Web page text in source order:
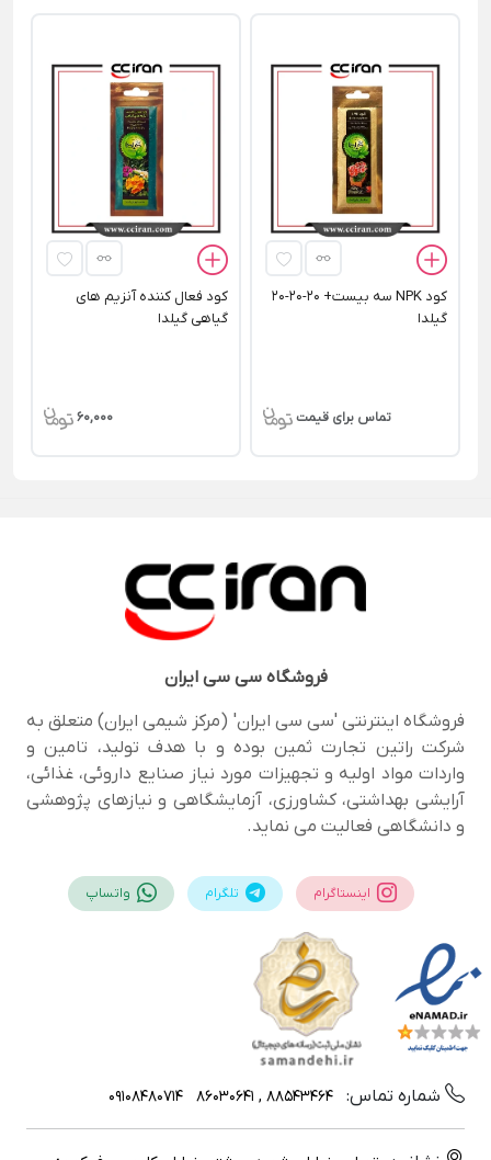
کود NPK سه بیست+ 20-20-20
گیلدا
تماس برای قیمت
کود فعال کننده آنزیم های
گیاهی گیلدا
60,000
فروشگاهسی سی ایران
فروشگاه اینترنتی 'سی سی ایران' (مرکز شیمی ایران) متعلق به
شرکت راتین تجارت ثمین بوده و با هدف تولید، تامین و
واردات مواد اولیه و تجهیزات مورد نیاز صنایع داروئی، غذائی،
آرایشی بهداشتی، کشاورزی، آزمایشگاهی و نیازهای پژوهشی
و دانشگاهی فعالیت می نماید.
اینستاگرام تلگرام واتساپ
شماره تماس: 88543464 , 86030641
09108480714